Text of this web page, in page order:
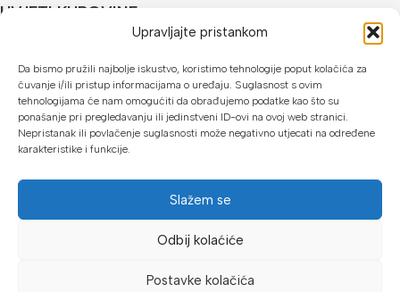
Upravljajte pristankom
Da bismo pružili najbolje iskustvo, koristimo tehnologije poput kolačića za
čuvanje i/ili pristup informacijama o uređaju. Suglasnost s ovim
tehnologijama će nam omogućiti da obrađujemo podatke kao što su
ponašanje pri pregledavanju ili jedinstveni ID-ovi na ovoj web stranici.
Nepristanak ili povlačenje suglasnosti može negativno utjecati na određene
karakteristike i funkcije.
Slažem se
Odbij kolaćiće
Postavke kolačića
UVJETI KUPOVINE
U našoj web trgovini možete platiti:
Kreditnim karticama jednokratno ili do 24 rate
Općom uplatnicom, virmanom, internet bankarstvom
Gotovinom prilikom preuzimanja
Mikrofin do 18 rata
Copyright © 2026 Proalat.ba